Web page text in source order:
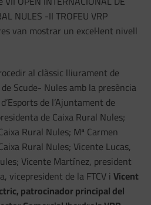
NULES -II TROFEU VRP
van mostrar un excel·lent nivell
al clàssic lliurament de
Scude- Nules amb la presència
de l’Ajuntament de
de Caixa Rural Nules;
Rural Nules; Mª Carmen
Rural Nules; Vicente Lucas,
Vicente Martínez, president
vicepresident de la FTCV i Vicent
patrocinador principal del